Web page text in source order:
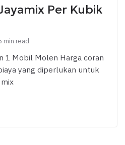
Per Kubik
min read
1 Mobil Molen Harga coran
yang diperlukan untuk